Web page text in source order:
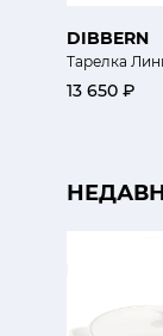
DIBBERN
Тарелка
13 650 ₽